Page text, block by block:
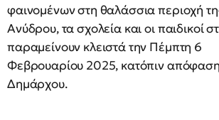
φαινομένων στη θαλάσσια περιοχή
Ανύδρου, τα σχολεία και οι παιδικοί
παραμείνουν κλειστά την Πέμπτη 6
Φεβρουαρίου 2025, κατόπιν
Δημάρχου.